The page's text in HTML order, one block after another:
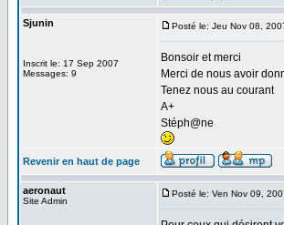
Sjunin
Inscrit le: 17 Sep 2007
Messages: 9
Posté le: Jeu Nov 08,
Bonsoir et merci
Merci de nous avoir
Tenez nous au courant
A+
Stéph@ne
Revenir en haut de page
aeronaut
Site Admin
Posté le: Ven Nov 09,